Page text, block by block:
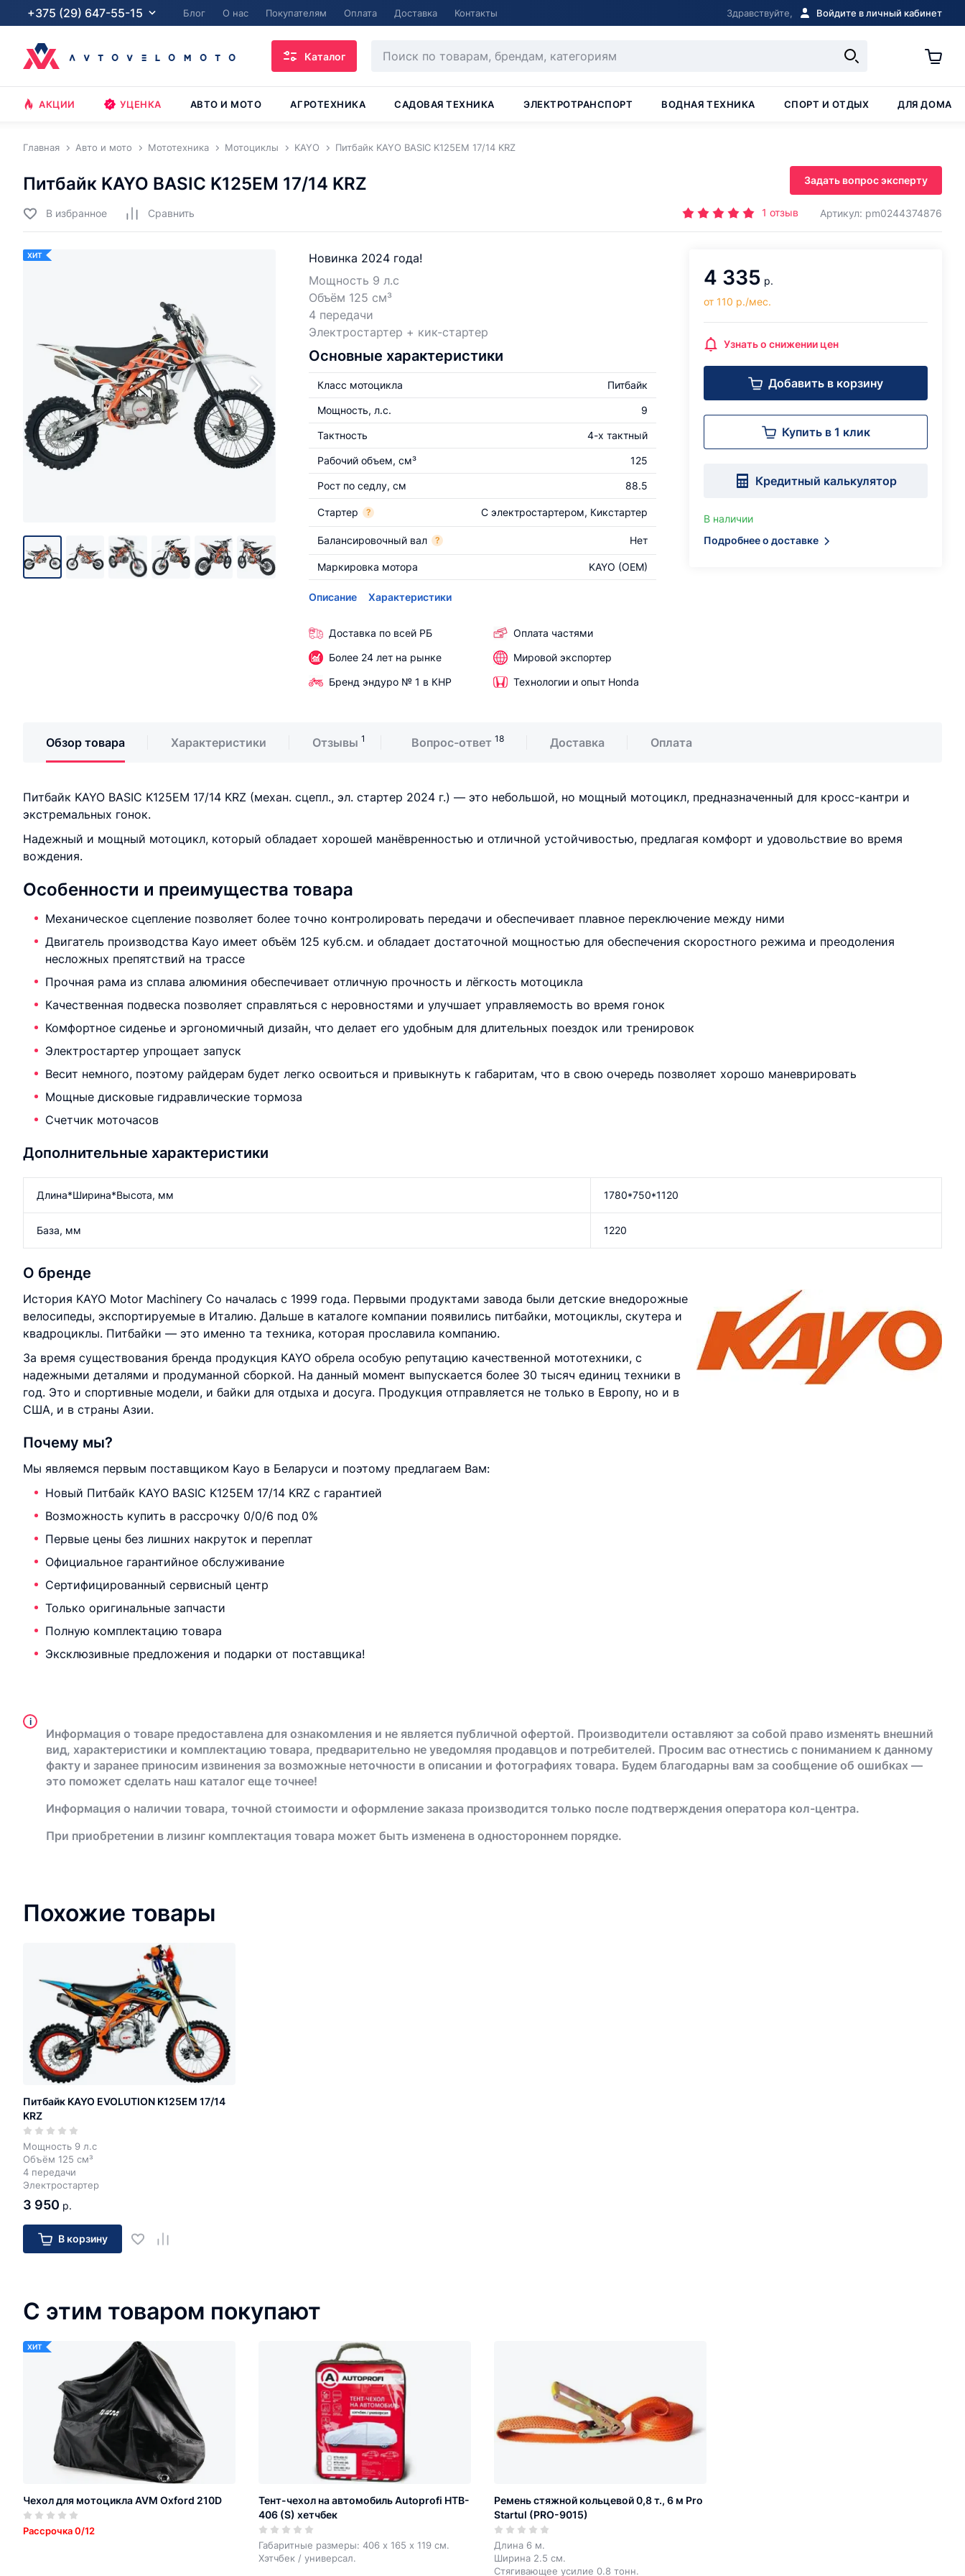
+375 (29) 647-55-15 Блог О нас Покупателям Оплата Доставка Контакты Здравствуйте, Войдите в личный кабинет
Каталог
АКЦИИ УЦЕНКА АВТО И МОТО АГРОТЕХНИКА САДОВАЯ ТЕХНИКА ЭЛЕКТРОТРАНСПОРТ ВОДНАЯ ТЕХНИКА СПОРТ И ОТДЫХ ДЛЯ ДОМА
Главная Авто и мото Мототехника Мотоциклы KAYO Питбайк KAYO BASIC K125EM 17/14 KRZ
Питбайк KAYO BASIC K125EM 17/14 KRZ Задать вопрос эксперту
В избранное Cравнить 1 отзыв Артикул: pm0244374876
ХИТ
Новинка 2024 года!
Мощность 9 л.с
Объём 125 см³
4 передачи
Электростартер + кик-стартер
Основные характеристики
Класс мотоцикла Питбайк
Мощность, л.с. 9
Тактность 4-х тактный
Рабочий объем, см³ 125
Рост по седлу, см 88.5
Стартер ? С электростартером, Кикстартер
Балансировочный вал ? Нет
Маркировка мотора KAYO (OEM)
Описание Характеристики
Доставка по всей РБ
Оплата частями
Более 24 лет на рынке
Мировой экспортер
Бренд эндуро № 1 в КНР
Технологии и опыт Honda
4 335 р.
от 110 р./мес.
Узнать о снижении цен
Добавить в корзину
Купить в 1 клик
Кредитный калькулятор
В наличии
Подробнее о доставке
Обзор товара Характеристики Отзывы 1 Вопрос-ответ 18 Доставка Оплата
Питбайк KAYO BASIC K125EM 17/14 KRZ (механ. сцепл., эл. стартер 2024 г.) — это небольшой, но мощный мотоцикл, предназначенный для кросс-кантри и
экстремальных гонок.
Надежный и мощный мотоцикл, который обладает хорошей манёвренностью и отличной устойчивостью, предлагая комфорт и удовольствие во время
вождения.
Особенности и преимущества товара
Механическое сцепление позволяет более точно контролировать передачи и обеспечивает плавное переключение между ними
Двигатель производства Kayo имеет объём 125 куб.см. и обладает достаточной мощностью для обеспечения скоростного режима и преодоления
несложных препятствий на трассе
Прочная рама из сплава алюминия обеспечивает отличную прочность и лёгкость мотоцикла
Качественная подвеска позволяет справляться с неровностями и улучшает управляемость во время гонок
Комфортное сиденье и эргономичный дизайн, что делает его удобным для длительных поездок или тренировок
Электростартер упрощает запуск
Весит немного, поэтому райдерам будет легко освоиться и привыкнуть к габаритам, что в свою очередь позволяет хорошо маневрировать
Мощные дисковые гидравлические тормоза
Счетчик моточасов
Дополнительные характеристики
Длина*Ширина*Высота, мм 1780*750*1120
База, мм 1220
О бренде
История KAYO Motor Machinery Со началась с 1999 года. Первыми продуктами завода были детские внедорожные
велосипеды, экспортируемые в Италию. Дальше в каталоге компании появились питбайки, мотоциклы, скутера и
квадроциклы. Питбайки — это именно та техника, которая прославила компанию.
За время существования бренда продукция KAYO обрела особую репутацию качественной мототехники, с
надежными деталями и продуманной сборкой. На данный момент выпускается более 30 тысяч единиц техники в
год. Это и спортивные модели, и байки для отдыха и досуга. Продукция отправляется не только в Европу, но и в
США, и в страны Азии.
Почему мы?
Мы являемся первым поставщиком Kayo в Беларуси и поэтому предлагаем Вам:
Новый Питбайк KAYO BASIC K125EM 17/14 KRZ с гарантией
Возможность купить в рассрочку 0/0/6 под 0%
Первые цены без лишних накруток и переплат
Официальное гарантийное обслуживание
Сертифицированный сервисный центр
Только оригинальные запчасти
Полную комплектацию товара
Эксклюзивные предложения и подарки от поставщика!
i
Информация о товаре предоставлена для ознакомления и не является публичной офертой. Производители оставляют за собой право изменять внешний
вид, характеристики и комплектацию товара, предварительно не уведомляя продавцов и потребителей. Просим вас отнестись с пониманием к данному
факту и заранее приносим извинения за возможные неточности в описании и фотографиях товара. Будем благодарны вам за сообщение об ошибках —
это поможет сделать наш каталог еще точнее!
Информация о наличии товара, точной стоимости и оформление заказа производится только после подтверждения оператора кол-центра.
При приобретении в лизинг комплектация товара может быть изменена в одностороннем порядке.
Похожие товары
Питбайк KAYO EVOLUTION K125EM 17/14
KRZ
Мощность 9 л.с
Объём 125 см³
4 передачи
Электростартер
3 950 р.
В корзину
С этим товаром покупают
ХИТ
Чехол для мотоцикла AVM Oxford 210D
Рассрочка 0/12
Тент-чехол на автомобиль Autoprofi HTB-
406 (S) хетчбек
Габаритные размеры: 406 х 165 х 119 см.
Хэтчбек / универсал.
Ремень стяжной кольцевой 0,8 т., 6 м Pro
Startul (PRO-9015)
Длина 6 м.
Ширина 2.5 см.
Стягивающее усилие 0.8 тонн.